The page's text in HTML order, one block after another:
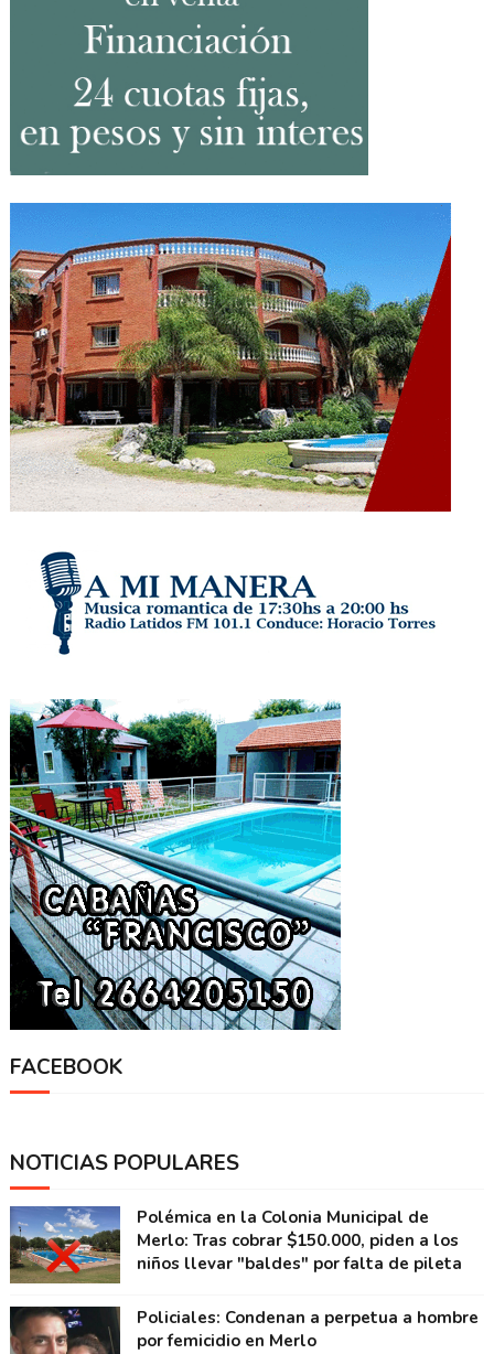
FACEBOOK
NOTICIAS POPULARES
Polémica en la Colonia Municipal de
Merlo: Tras cobrar $150.000, piden a los
niños llevar "baldes" por falta de pileta
Policiales: Condenan a perpetua a hombre
por femicidio en Merlo